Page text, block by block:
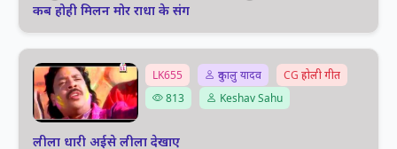
कब होही मिलन मोर राधा के संग
LK655 दुकालु यादव
CG होली गीत
813
Keshav Sahu
लीला धारी अईसे लीला देखाए